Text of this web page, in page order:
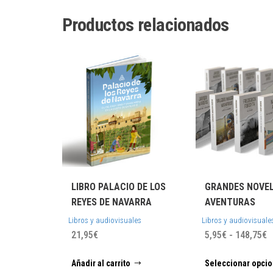
Productos relacionados
LIBRO PALACIO DE LOS
REYES DE NAVARRA
Libros y audiovisuales
21,95€
Añadir al carrito
GRANDES
AVENTURAS
Libros y
5,95€ - 148,75€
Seleccionar